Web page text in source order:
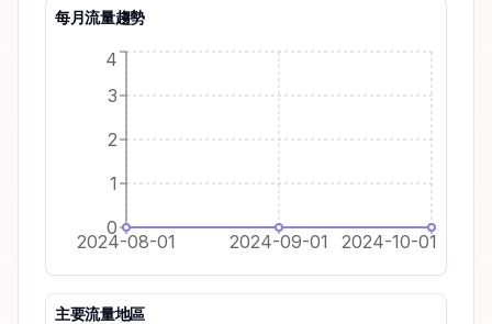
每月流量趨勢
2024-08-01 2024-09-01 2024-10-01
0
1
2
3
4
主要流量地區